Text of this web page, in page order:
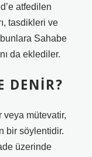
tasdikleri ve
Sahabe
da eklediler.
DENIR?
mütevatir,
bir söylentidir.
üzerinde